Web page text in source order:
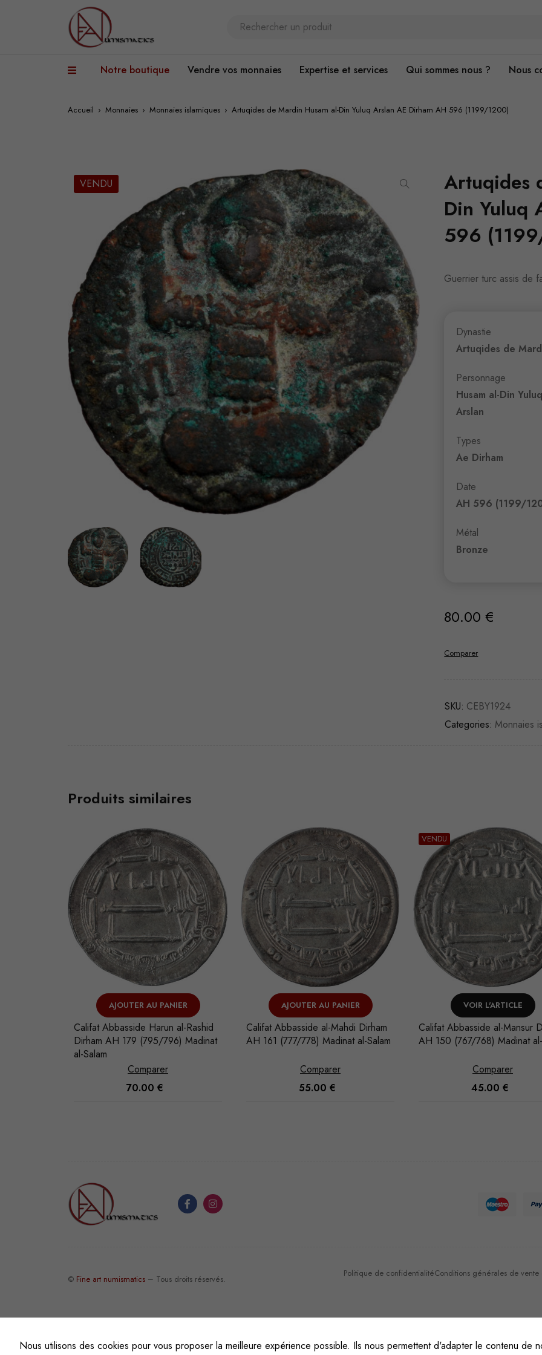
Notre boutique Vendre vos monnaies Expertise et services Qui sommes nous ? Nous
Accueil › Monnaies › Monnaies islamiques › Artuqides de Mardin Husam al-Din Yuluq Arslan AE Dirham AH 596 (1199/1200)
VENDU
Artuqides
Din Yuluq
596
Guerrier turc assis de
Dynastie
Artuqides de
Personnage
Husam al-Din Yuluq
Arslan
Types
Ae Dirham
Date
AH 596 (1199/
Métal
Bronze
80.00€
Comparer
SKU: CEBY1924
Categories: Monnaies
Produits similaires
AJOUTER AU PANIER
Califat Abbasside Harun al-Rashid
Dirham AH 179 (795/796) Madinat
al-Salam
Comparer
70.00 €
AJOUTER AU PANIER
Califat Abbasside al-Mahdi Dirham
AH 161 (777/778) Madinat al-Salam
Comparer
55.00 €
VENDU
VOIR L'ARTICLE
Califat Abbasside al-Mansur
AH 150 (767/768) Madinat
Comparer
45.00 €
© Fine art numismatics – Tous droits réservés.
Politique de confidentialitéConditions générales de vente
Nous utilisons des cookies pour vous proposer la meilleure expérience possible. Ils nous permettent d'adapter le contenu de
nous
améliorer la